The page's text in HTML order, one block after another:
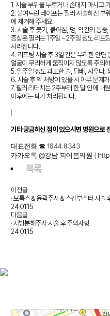
1. 시술 부위를 누르거나 손대지 마시고
2. 붙여드린 테이프는 필러 시술하신 부
에 제거해 주세요.
3. 시술 후 붓기, 붉어짐, 멍, 약간의 통
증상은 필러는 1주일 ~2주일 정도 리프
사라집니다.
4. 리프팅 시술 후 3일 간은 무리한 안면
얼굴이 무리하게 움직이지 않도록 주의
5. 일주일 정도 과도한 술, 담배, 사우나,
6. 시술 후 약 처방이 있을 시 아무 문제
7. 필러 리터치는 2주부터 한 달 안에 내
이후에는 폐기 처리됩니다.
|
기타 궁금하신 점이 있으시면 병원으로
대표전화 ☎ 1644.8343
카카오톡 @강남 피어봄의원 (
목록
이전글
· 보톡스 & 윤곽주사 & 스킨부스터 시술
24.01.15
다음글
· 지방분해주사 시술 후 주의사항
24.01.15